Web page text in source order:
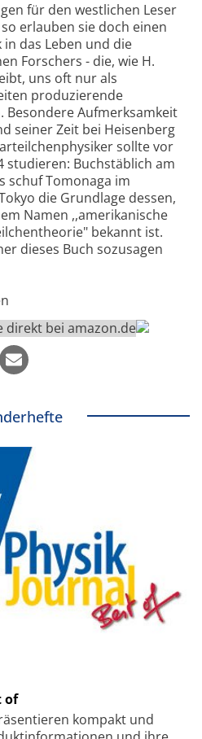
für den westlichen Leser
erlauben sie doch einen
das Leben und die
Forschers - die, wie H.
uns oft nur als
produzierende
Besondere Aufmerksamkeit
seiner Zeit bei Heisenberg
sollte vor
studieren: Buchstäblich am
schuf Tomonaga im
die Grundlage dessen,
Namen ,,amerikanische
bekannt ist.
dieses Buch sozusagen
direkt bei amazon.de
of
kompakt und